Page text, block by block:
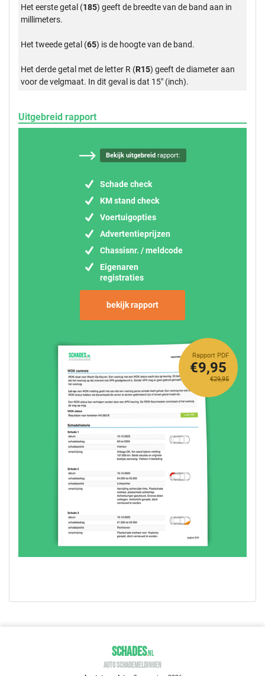
Het eerste getal (185) geeft de breedte van de band aan in
millimeters.
Het tweede getal (65) is de hoogte van de band.
Het derde getal met de letter R (R15) geeft de diameter aan
voor de velgmaat. In dit geval is dat 15" (inch).
Uitgebreid rapport
Bekijk uitgebreid rapport:
Schade check
KM stand check
Voertuigopties
Advertentieprijzen
Chassisnr. / meldcode
Eigenaren
registraties
bekijk rapport
Rapport PDF
€29,95
€9,95
SCHADES.NL
AUTO SCHADEMELDINGEN